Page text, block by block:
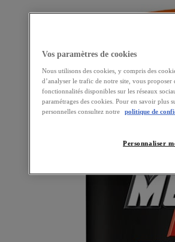
Vos paramètres de cookies
Nous utilisons des cookies, y compris des
d’analyser le trafic de notre site, vous proposer
fonctionnalités disponibles sur les réseaux
paramétrages des cookies. Pour en savoir plus
personnelles consultez notre
politique de
Personnaliser